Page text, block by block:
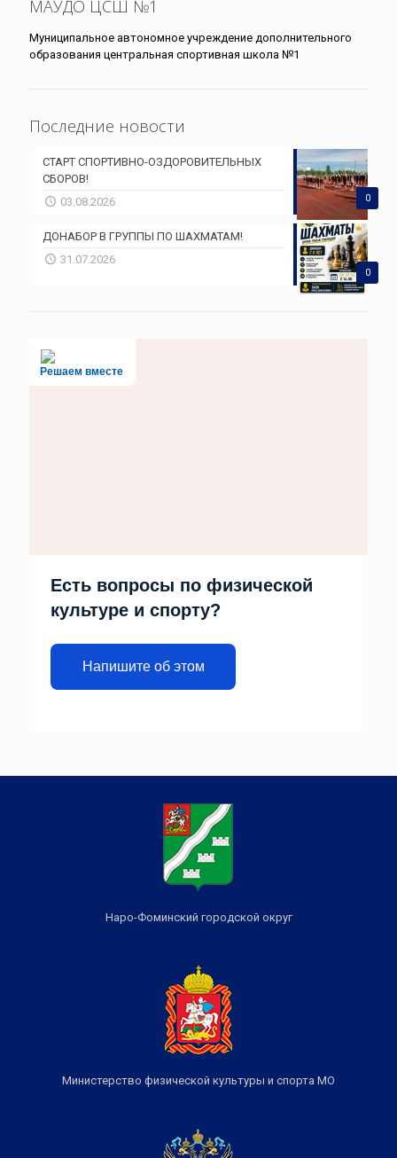
МАУДО ЦСШ №1
Муниципальное автономное учреждение дополнительного
образования центральная спортивная школа №1
Последние новости
0
СТАРТ СПОРТИВНО-ОЗДОРОВИТЕЛЬНЫХ
СБОРОВ!
03.08.2026
0
ДОНАБОР В ГРУППЫ ПО ШАХМАТАМ!
31.07.2026
Решаем вместе
Есть вопросы по физической
культуре и спорту?
Напишите об этом
Наро-Фоминский городской округ
Министерство физической культуры и спорта МО